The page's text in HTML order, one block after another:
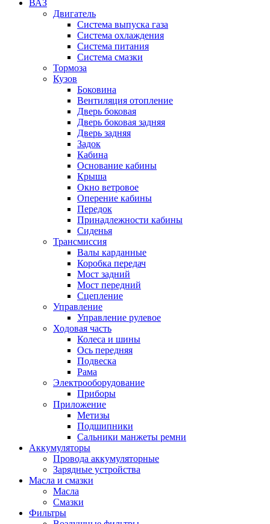
ВАЗ
Двигатель
Система выпуска газа
Система охлаждения
Система питания
Система смазки
Тормоза
Кузов
Боковина
Вентиляция отопление
Дверь боковая
Дверь боковая задняя
Дверь задняя
Задок
Кабина
Основание кабины
Крыша
Окно ветровое
Оперение кабины
Передок
Принадлежности кабины
Сиденья
Трансмиссия
Валы карданные
Коробка передач
Мост задний
Мост передний
Сцепление
Управление
Управление рулевое
Ходовая часть
Колеса и шины
Ось передняя
Подвеска
Рама
Электрооборудование
Приборы
Приложение
Метизы
Подшипники
Сальники манжеты ремни
Аккумуляторы
Провода аккумуляторные
Зарядные устройства
Масла и смазки
Масла
Смазки
Фильтры